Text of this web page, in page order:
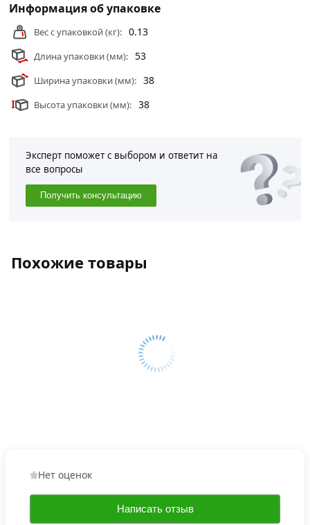
Информация об упаковке
Вес с упаковкой (кг): 0.13
Длина упаковки (мм): 53
Ширина упаковки (мм): 38
Высота упаковки (мм): 38
Эксперт поможет с выбором и ответит на
все вопросы
Получить консультацию
Похожие товары
Нет оценок
Написать отзыв